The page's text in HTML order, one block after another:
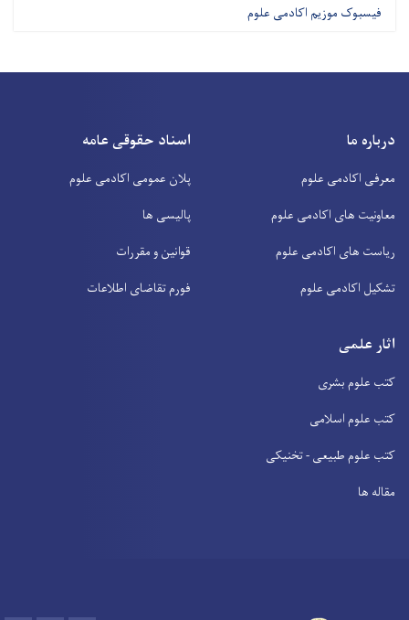
فیسبوک موزیم اکادمی علوم
درباره ما
معرفی اکادمی علوم
معاونیت های اکادمی علوم
ریاست های اکادمی علوم
تشکیل اکادمی علوم
اسناد حقوقی عامه
پلان عمومی اکادمی علوم
پالیسی ها
قوانین و مقررات
فورم تقاضای اطلاعات
اثار علمی
کتب علوم بشری
کتب علوم اسلامی
کتب علوم طبیعی - تخنیکی
مقاله ها